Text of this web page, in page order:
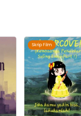
Skrip Film